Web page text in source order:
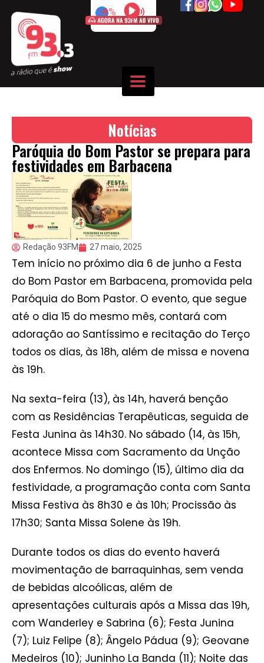
50%
Notícias
Paróquia do Bom Pastor se prepara para
festividades em Barbacena
Redação 93FM 27 maio, 2025
Tem início no próximo dia 6 de junho a Festa
do Bom Pastor em Barbacena, promovida pela
Paróquia do Bom Pastor. O evento, que segue
até o dia 15 do mesmo mês, contará com
adoração ao Santíssimo e recitação do Terço
todos os dias, às 18h, além de missa e novena
às 19h.
Na sexta-feira (13), às 14h, haverá benção
com as Residências Terapêuticas, seguida de
Festa Junina às 14h30. No sábado (14, às 15h,
acontece Missa com Sacramento da Unção
dos Enfermos. No domingo (15), último dia da
festividade, a programação conta com Santa
Missa Festiva às 8h30 e às 10h; Procissão às
17h30; Santa Missa Solene às 19h.
Durante todos os dias do evento haverá
movimentação de barraquinhas, sem venda
de bebidas alcoólicas, além de
apresentações culturais após a Missa das 19h,
com Wanderley e Sabrina (6); Festa Junina
(7); Luiz Felipe (8); Ângelo Pádua (9); Geovane
Medeiros (10); Juninho La Banda (11); Noite das